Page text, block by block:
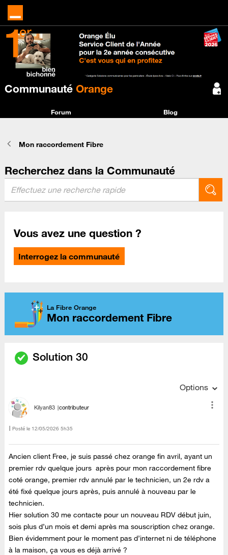
Communauté Orange
Forum Blog
Mon raccordement Fibre
Recherchez dans la Communauté
Vous avez une question ?
Interrogez la communauté
La Fibre Orange
Mon raccordement Fibre
Solution 30
Options
Kilyan83 contributeur
Posté le ‎12/05/2026 5h35
Ancien client Free, je suis passé chez orange fin avril, ayant un
premier rdv quelque jours après pour mon raccordement fibre
coté orange, premier rdv annulé par le technicien, un 2e rdv a
été fixé quelque jours après, puis annulé à nouveau par le
technicien.
Hier solution 30 me contacte pour un nouveau RDV début juin,
sois plus d’un mois et demi après ma souscription chez orange.
Bien évidemment pour le moment pas d’internet ni de téléphone
à la maison, ça vous es déjà arrivé ?